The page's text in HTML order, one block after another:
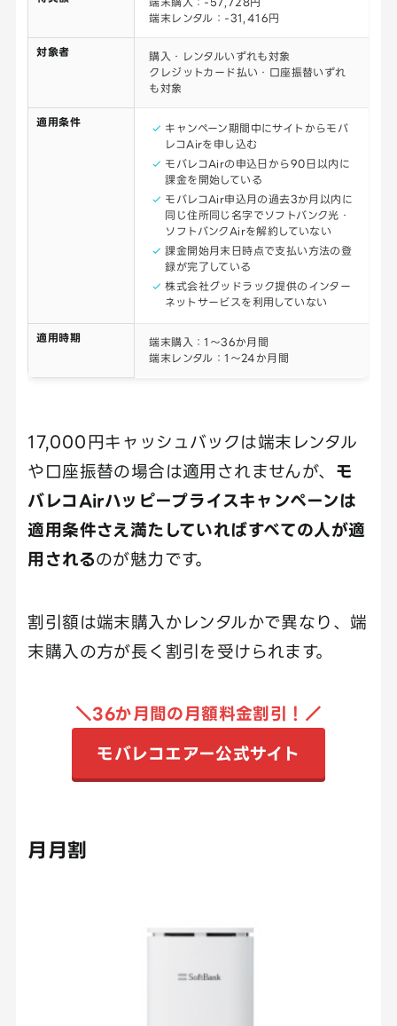
端末レンタル：-31,416円
対象者
購入・レンタルいずれも対象
クレジットカード払い・口座振替いずれ
も対象
適用条件
キャンペーン期間中にサイトからモバ
レコAirを申し込む
モバレコAirの申込日から90日以内に
課金を開始している
モバレコAir申込月の過去3か月以内に
同じ住所同じ名字でソフトバンク光・
ソフトバンクAirを解約していない
課金開始月末日時点で支払い方法の登
録が完了している
株式会社グッドラック提供のインター
ネットサービスを利用していない
適用時期
端末購入：1～36か月間
端末レンタル：1～24か月間
17,000円キャッシュバックは端末レンタル
や口座振替の場合は適用されませんが、 モ
バレコAirハッピープライスキャンペーンは
適用条件さえ満たしていればすべての人が適
用されるのが魅力です。
割引額は端末購入かレンタルかで異なり、端
末購入の方が長く割引を受けられます。
＼36か月間の月額料金割引！／
モバレコエアー公式サイト
月月割